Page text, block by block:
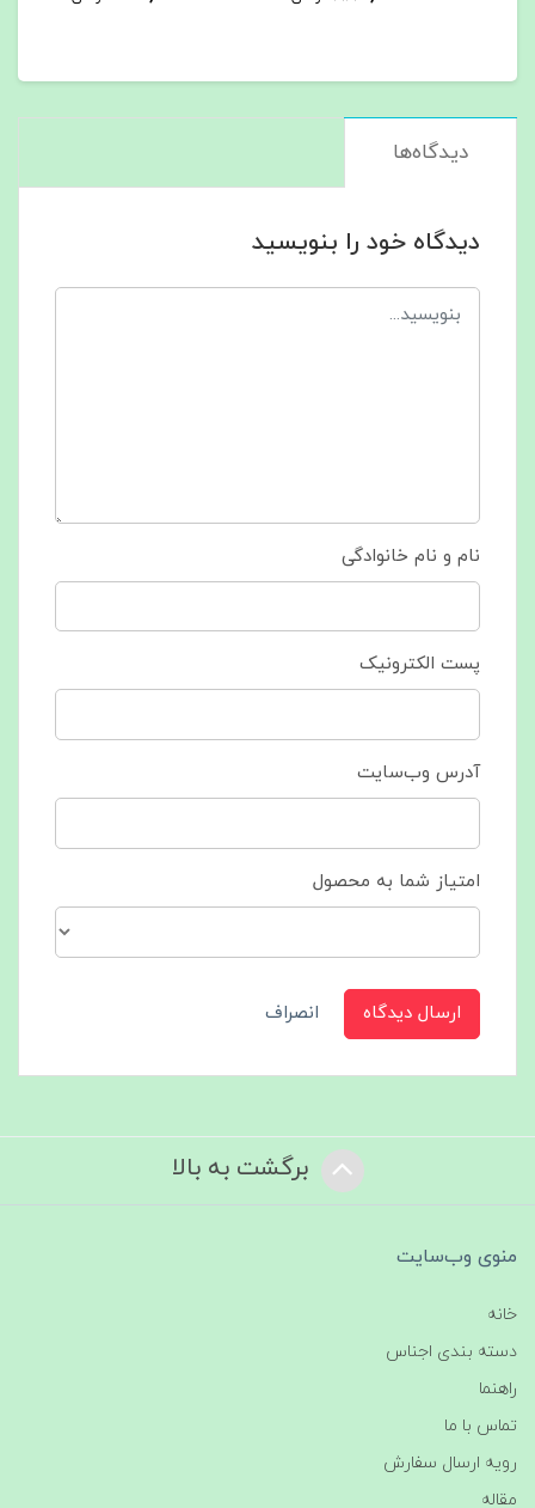
دیدگاه‌ها
دیدگاه خود را بنویسید
نام و نام خانوادگی
پست الکترونیک
آدرس وب‌سایت
امتیاز شما به محصول
ارسال دیدگاه انصراف
برگشت به بالا
منوی وب‌سایت
خانه
دسته بندی اجناس
راهنما
تماس با ما
رویه ارسال سفارش
مقاله